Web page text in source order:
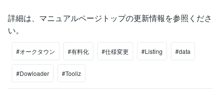
詳細は、マニュアルページトップの更新情報を参照くださ
い。
#オークタウン #有料化 #仕様変更 #Listing #data
#Dowloader #Tooliz